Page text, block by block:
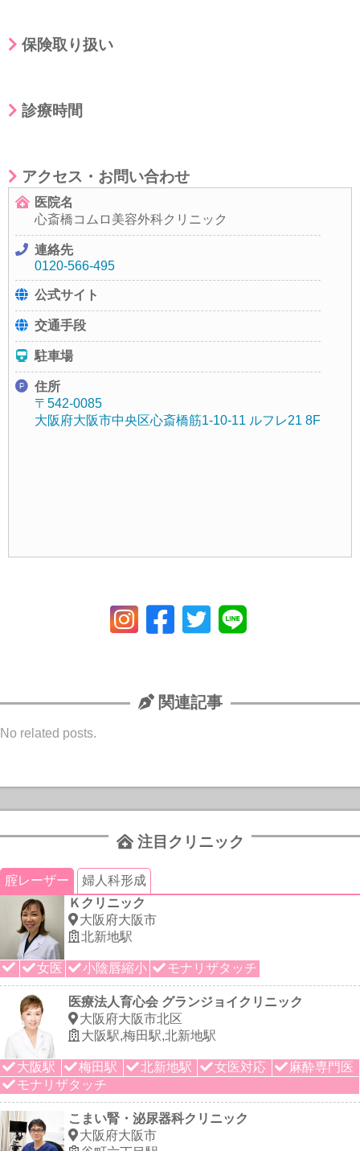
保険取り扱い
診療時間
アクセス・お問い合わせ
医院名
心斎橋コムロ美容外科クリニック
連絡先
0120-566-495
公式サイト
交通手段
駐車場
住所
〒542-0085
大阪府大阪市中央区心斎橋筋1-10-11 ルフレ21 8F
関連記事
No related posts.
注目クリニック
腟レーザー
婦人科形成
Ｋクリニック
大阪府大阪市
北新地駅
女医 小陰唇縮小 モナリザタッチ
医療法人育心会 グランジョイクリニック
大阪府大阪市北区
大阪駅,梅田駅,北新地駅
大阪駅 梅田駅 北新地駅 女医対応
麻酔専門医
モナリザタッチ
こまい腎・泌尿器科クリニック
大阪府大阪市